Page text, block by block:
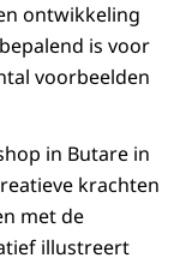
ontwikkeling
is voor
voorbeelden
in Butare in
krachten
met de
illustreert